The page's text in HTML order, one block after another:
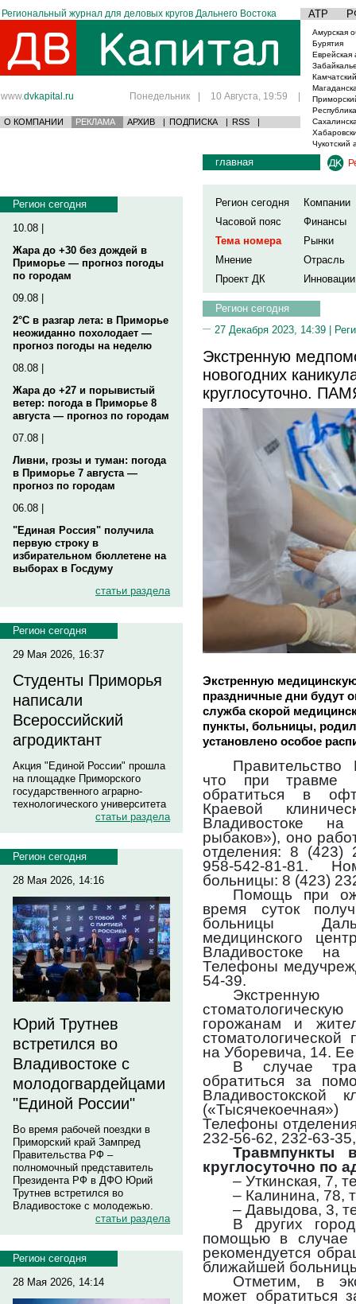
Региональный журнал для деловых кругов Дальнего Востока АТР
www.dvkapital.ru Понедельник | 10 Августа, 19:59 |
О КОМПАНИИ РЕКЛАМА АРХИВ | ПОДПИСКА | RSS |
Амурская
Бурятия
Еврейская
Чукотский
Регион сегодня
10.08 |
Жара до +30 без дождей в
Приморье — прогноз погоды
по городам
09.08 |
2°C в разгар лета: в Приморье
неожиданно похолодает —
прогноз погоды на неделю
08.08 |
Жара до +27 и порывистый
ветер: погода в Приморье 8
августа — прогноз по городам
07.08 |
Ливни, грозы и туман: погода
в Приморье 7 августа —
прогноз по городам
06.08 |
"Единая Россия" получила
первую строку в
избирательном бюллетене на
выборах в Госдуму
статьи раздела
Регион сегодня
29 Мая 2026, 16:37
Студенты Приморья
написали
Всероссийский
агродиктант
Акция "Единой России" прошла
на площадке Приморского
государственного аграрно-
технологического университета
статьи раздела
Регион сегодня
28 Мая 2026, 14:16
Юрий Трутнев
встретился во
Владивостоке с
молодогвардейцами
"Единой России"
Во время рабочей поездки в
Приморский край Зампред
Правительства РФ –
полномочный представитель
Президента РФ в ДФО Юрий
Трутнев встретился во
Владивостоке с молодежью.
статьи раздела
Регион сегодня
28 Мая 2026, 14:14
главная
Регион сегодня
Компании
Часовой пояс
Финансы
Тема номера
Рынки
Мнение
Отрасль
Проект ДК
Инновации
Регион сегодня
27 Декабря 2023, 14:39 |
Экстренную
новогодних
круглосуточно.
Экстренную
праздничные дни будут
служба скорой
пункты, больницы,
установлено особое
что при травме
обратиться в
Краевой
Владивостоке
рыбаков»), оно
отделения: 8 (423)
958-542-81-81.
больницы: 8 (423)
Помощь при
время суток
больницы
медицинского
Владивостоке на
Телефоны
54-39.
горожанам и
стоматологической
на Уборевича, 14.
В случае
обратиться за
Телефоны
232-56-62, 232-63-
Травмпункты
круглосуточно по
– Уткинская, 7,
– Калинина, 78,
– Давыдова, 3,
В других
помощью в случае
рекомендуется
ближайшей
Отметим, в
может обратиться